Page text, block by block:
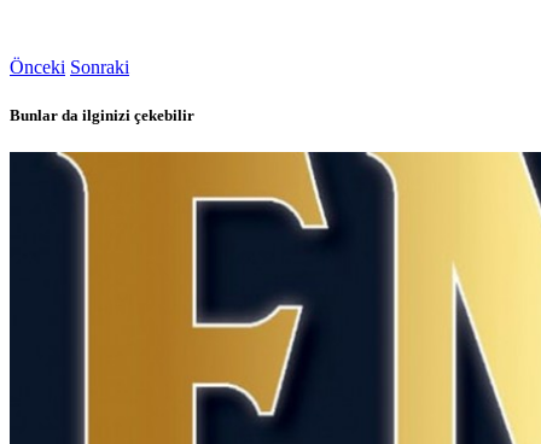
Önceki Sonraki
Bunlar da ilginizi çekebilir